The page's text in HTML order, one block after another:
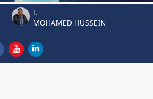
I.-
MOHAMED HUSSEIN